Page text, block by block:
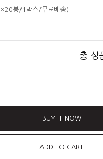
봉/1박스/무료배송)
총 상
BUY IT NOW
ADD TO CART